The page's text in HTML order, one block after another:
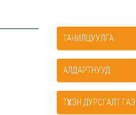
ТАНИЛЦУУЛГА
АЛДАРТНУУД
ТҮҮХЭН ДУРСГАЛТ